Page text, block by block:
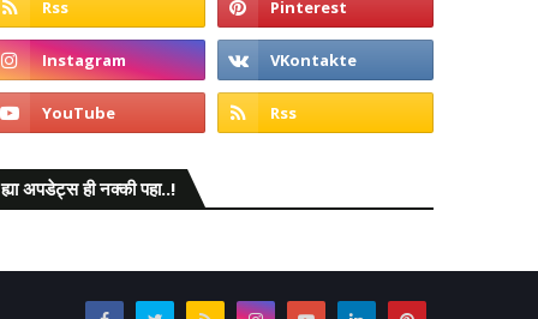
ह्या अपडेट्स ही नक्की पहा..!